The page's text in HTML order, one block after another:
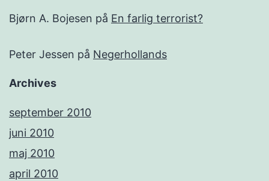
Bjørn A. Bojesen på En farlig terrorist?
Peter Jessen på Negerhollands
Archives
september 2010
juni 2010
maj 2010
april 2010